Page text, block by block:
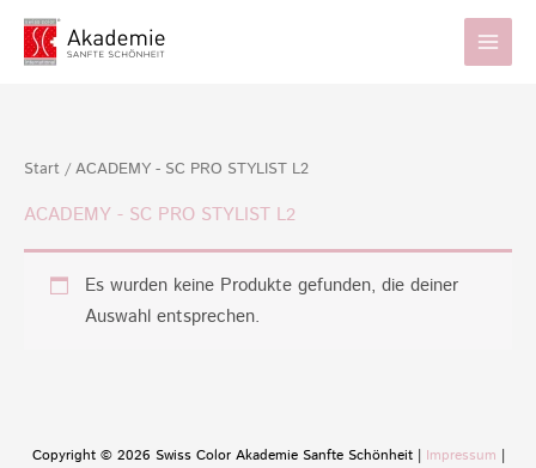
Zum
Inhalt
Start / ACADEMY - SC PRO STYLIST L2
ACADEMY - SC PRO STYLIST L2
Es wurden keine Produkte gefunden, die deiner
Auswahl entsprechen.
Copyright © 2026 Swiss Color Akademie Sanfte Schönheit | Impressum |